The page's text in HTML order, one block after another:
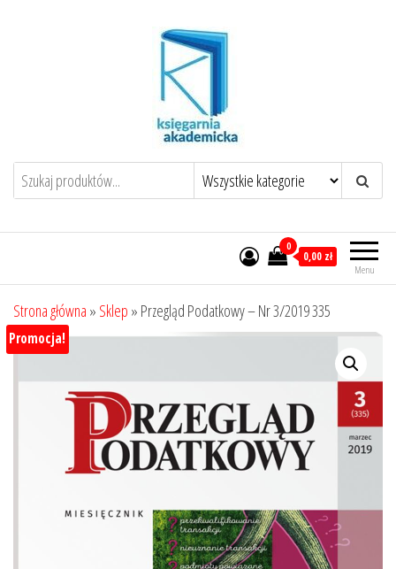
Menu
0
0,00 zł
Strona główna » Sklep » Przegląd Podatkowy – Nr 3/2019 335
Promocja!